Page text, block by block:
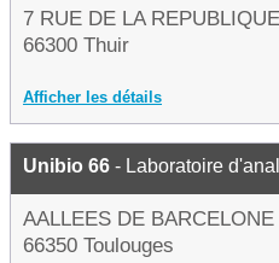
7 RUE DE LA REPUBLIQUE
66300 Thuir
Afficher les détails
Unibio 66 - Laboratoire
AALLEES DE BARCELONE
66350 Toulouges